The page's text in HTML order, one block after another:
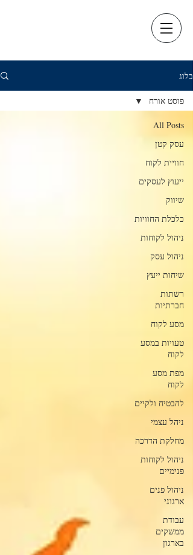
בלוג
All Posts
עסק קטן
חוויית לקוח
ייעוץ לעסקים
שיווק
כלכלת החוויות
ניהול לקוחות
ניהול עסק
שיחות ייעץ
רשתות
חברתיות
מסע לקוח
טעויות במסע
לקוח
מפת מסע
לקוח
להבטיח ולקיים
ניהל עצמי
מחלקת הדרכה
ניהול לקוחות
פנימיים
ניהול פנים
ארגוני
עבודת
ממשקים
בארגון
פוסט אורח